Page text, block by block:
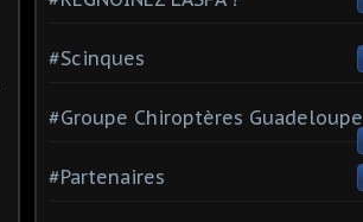
#Scinques
#Groupe Chiroptères Guadeloupe
#Partenaires